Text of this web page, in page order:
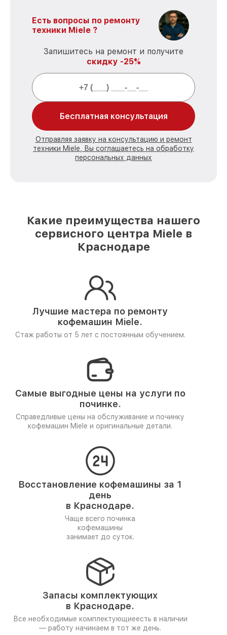
Есть вопросы по ремонту
техники Miele ?
Запишитесь на ремонт и получите
скидку -25%
Бесплатная консультация
Отправляя заявку на консультацию и ремонт
техники Miele, Вы соглашаетесь на обработку
персональных данных
Какие преимущества нашего
сервисного центра Miele в
Краснодаре
Лучшие мастера по ремонту
кофемашин Miele.
Стаж работы от 5 лет с постоянным обучением.
Самые выгодные цены на услуги по
починке.
Справедливые цены на обслуживание и починку
кофемашин Miele и оригинальные детали.
Восстановление кофемашины за 1
день
в Краснодаре.
Чаще всего починка
кофемашины
занимает до суток.
Запасы комплектующих
в Краснодаре.
Все необходимые комплектующиеесть в наличии
— работу начинаем в тот же день.